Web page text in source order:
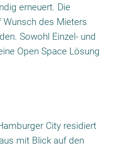
erneuert. Die
Wunsch des Mieters
Sowohl Einzel- und
Open Space Lösung
City residiert
mit Blick auf den